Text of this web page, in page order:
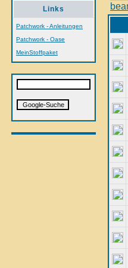
Links
Patchwork - Anleitungen
Patchwork - Oase
MeinStoffpaket